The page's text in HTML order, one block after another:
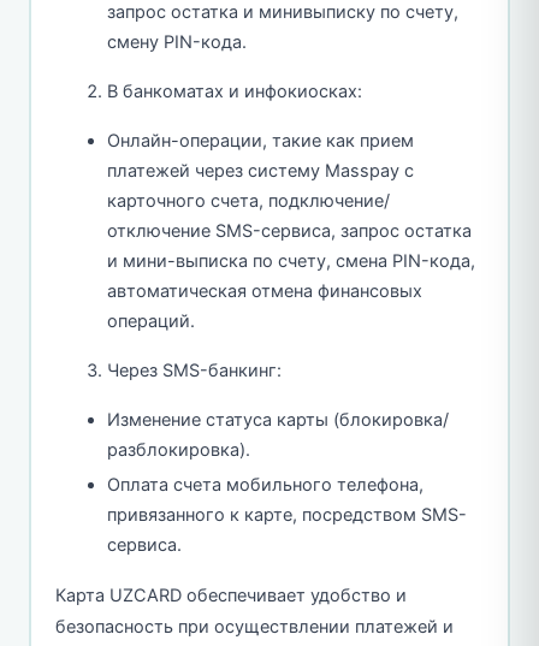
запрос остатка и минивыписку по счету,
смену PIN-кода.
В банкоматах и инфокиосках:
Онлайн-операции, такие как прием
платежей через систему Masspay с
карточного счета, подключение/
отключение SMS-сервиса, запрос остатка
и мини-выписка по счету, смена PIN-кода,
автоматическая отмена финансовых
операций.
Через SMS-банкинг:
Изменение статуса карты (блокировка/
разблокировка).
Оплата счета мобильного телефона,
привязанного к карте, посредством SMS-
сервиса.
Карта UZCARD обеспечивает удобство и
безопасность при осуществлении платежей и